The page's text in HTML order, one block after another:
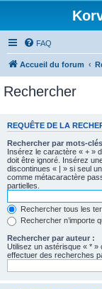
FAQ
Accueil du forum
Rechercher
REQUÊTE DE LA
Rechercher par mots-
Insérez le caractère « + »
doit être ignoré. Insérez
discontinues « | » si seul
comme métacaractère
partielles.
Rechercher tous les
Rechercher n’importe
Rechercher par auteur :
Utilisez un astérisque « *
effectuer des recherches